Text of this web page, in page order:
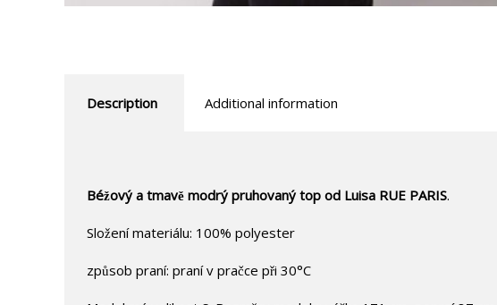
Description Additional information
Béžový a tmavě modrý pruhovaný top od Luisa RUE PARIS.
Složení materiálu: 100% polyester
způsob praní: praní v pračce při 30°C